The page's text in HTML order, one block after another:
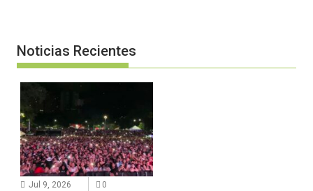
Noticias Recientes
Jul 9, 2026 0